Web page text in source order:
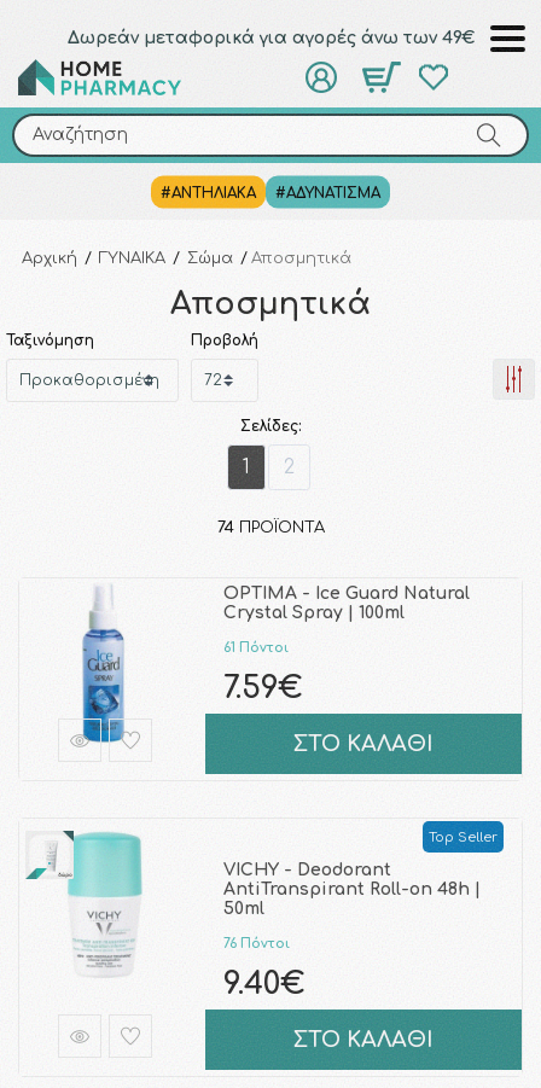
Δωρεάν μεταφορικά για αγορές άνω των 49€
Αναζήτηση
#ΑΝΤΗΛΙΑΚΑ #ΑΔΥΝΑΤΙΣΜΑ
Αναζήτηση
Αρχική / ΓΥΝΑΙΚΑ / Σώμα / Αποσμητικά
Αποσμητικά
Ταξινόμηση Προβολή
Σελίδες:
1 2
74ΠΡΟΪΌΝΤΑ
OPTIMA - Ice Guard Natural
Crystal Spray | 100ml
61 Πόντοι
7.59€
ΣΤΟ ΚΑΛΑΘΙ
Top Seller
VICHY - Deodorant
AntiTranspirant Roll-on 48h |
50ml
76 Πόντοι
9.40€
ΣΤΟ ΚΑΛΑΘΙ